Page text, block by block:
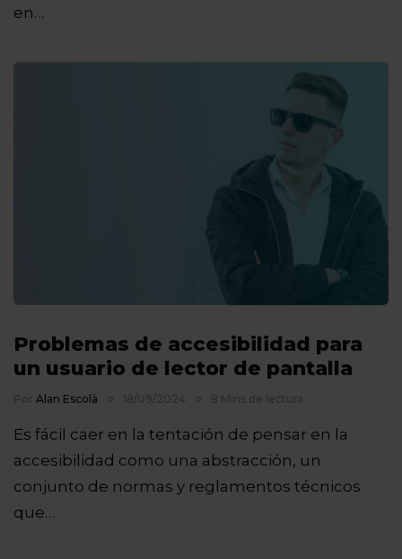
en…
Problemas de accesibilidad para
un usuario de lector de pantalla
Por Alan Escolà 18/09/2024 8 Mins de lectura
Es fácil caer en la tentación de pensar en la
accesibilidad como una abstracción, un
conjunto de normas y reglamentos técnicos
que…